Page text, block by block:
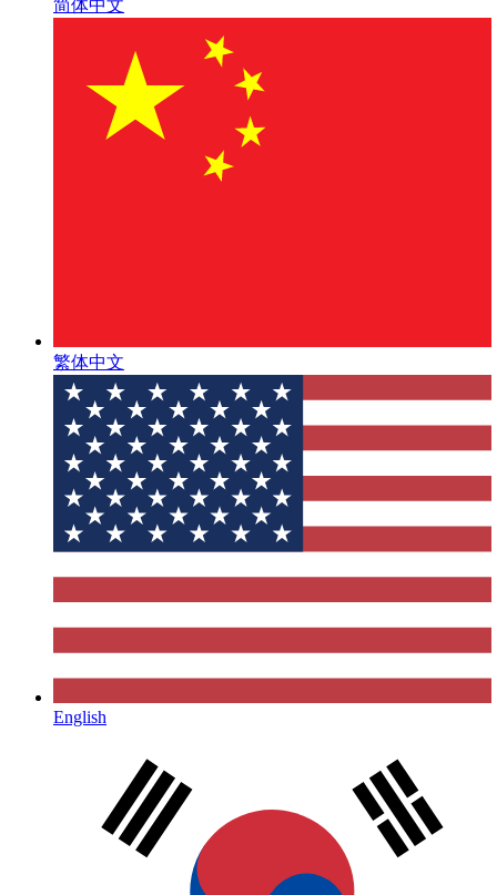
简体中文
繁体中文
English